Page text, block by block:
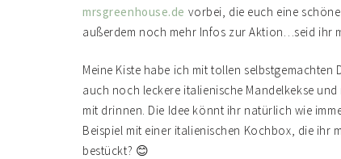
mrsgreenhouse.de vorbei, die euch eine
außerdem noch mehr Infos zur Aktion…seid ihr
Meine Kiste habe ich mit tollen
auch noch leckere italienische Mandelkekse
mit drinnen. Die Idee könnt ihr natürlich wie
Beispiel mit einer italienischen Kochbox, die ihr
bestückt? 😊